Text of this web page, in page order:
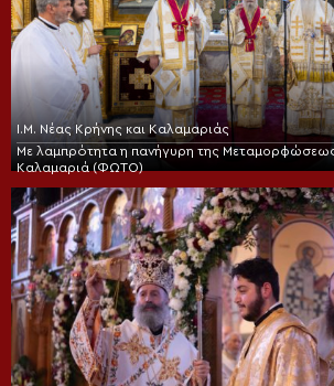
Ι.Μ. Νέας Κρήνης και Καλαμαριάς
Με λαμπρότητα η πανήγυρη της
Καλαμαριά (ΦΩΤΟ)